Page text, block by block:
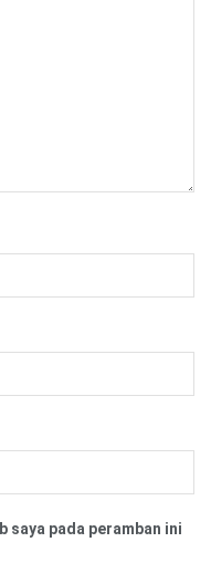
saya pada peramban ini